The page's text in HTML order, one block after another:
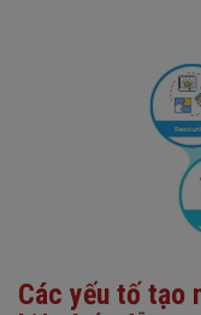
Các yếu tố tạo